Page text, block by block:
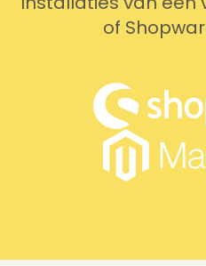
of